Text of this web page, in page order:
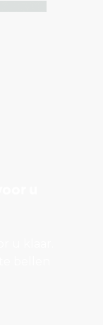
u
u klaar.